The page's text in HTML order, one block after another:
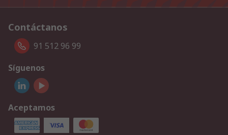
Contáctanos
91 512 96 99
Síguenos
Aceptamos